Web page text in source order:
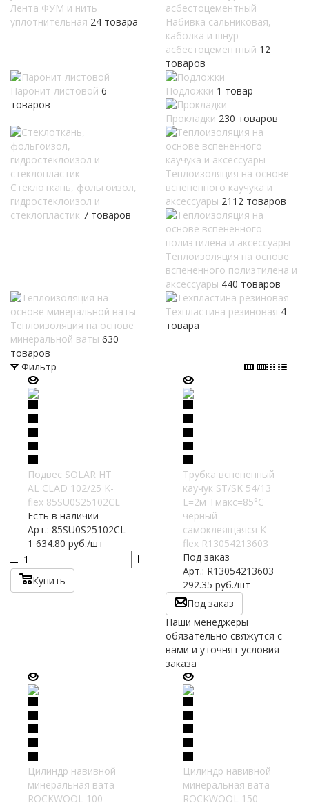
Лента ФУМ и нить
уплотнительная 24 товара
Набивка сальниковая,
каболка и шнур
асбестоцементный 12
товаров
Паронит листовой 6
товаров
Подложки 1 товар
Прокладки 230 товаров
Стеклоткань, фольгоизол,
гидростеклоизол и
стеклопластик 7 товаров
Теплоизоляция на основе
вспененного каучука и
аксессуары 2112 товаров
Теплоизоляция на основе
вспененного полиэтилена и
аксессуары 440 товаров
Теплоизоляция на основе
минеральной ваты 630
товаров
Техпластина резиновая 4
товара
Фильтр
Подвес SOLAR HT
AL CLAD 102/25 K-
flex 85SU0S25102CL
Есть в наличии
Арт.: 85SU0S25102CL
1 634.80 руб./шт
Купить
Трубка вспененный
каучук ST/SK 54/13
L=2м Тмакс=85°C
черный
самоклеящаяся K-
flex R13054213603
Под заказ
Арт.: R13054213603
292.35 руб./шт
Под заказ
Наши менеджеры
обязательно свяжутся с
вами и уточнят условия
заказа
Цилиндр навивной
минеральная вата
ROCKWOOL 100
Цилиндр навивной
минеральная вата
ROCKWOOL 150